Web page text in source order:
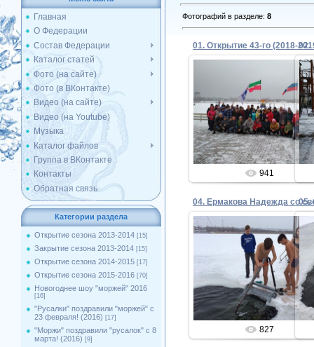
Главная
О Федерации
Состав Федерации
Каталог статей
Фото (на сайте)
Фото (в ВКонтакте)
Видео (на сайте)
Видео (на Youtube)
Музыка
Каталог файлов
Группа в ВКонтакте
Контакты
Обратная связь
Категории раздела
Открытие сезона 2013-2014 [15]
Закрытие сезона 2013-2014 [15]
Открытие сезона 2014-2015 [17]
Открытие сезона 2015-2016 [70]
Новогоднее шоу "моржей" 2016
[16]
"Русалки" поздравили "моржей" с
23 февраля! (2016) [17]
"Моржи" поздравили "русалок" с 8
марта! (2016) [9]
Фотографий в разделе: 8
28.11.2018
Admin
941
02.
28.11.2018
Admin
827
05.